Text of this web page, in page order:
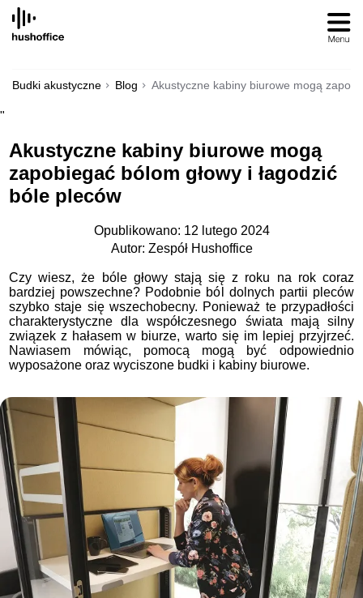
SKIP
CONTENT
Budki akustyczne Blog Akustyczne kabiny biurowe mogą
"
Akustyczne kabiny biurowe mogą
zapobiegać bólom głowy i łagodzić
bóle pleców
Opublikowano: 12 lutego 2024
Autor: Zespół Hushoffice
Czy wiesz, że bóle głowy stają się z roku na rok coraz
bardziej powszechne? Podobnie ból dolnych partii pleców
szybko staje się wszechobecny. Ponieważ te przypadłości
charakterystyczne dla współczesnego świata mają silny
związek z hałasem w biurze, warto się im lepiej przyjrzeć.
Nawiasem mówiąc, pomocą mogą być odpowiednio
wyposażone oraz wyciszone budki i kabiny biurowe.